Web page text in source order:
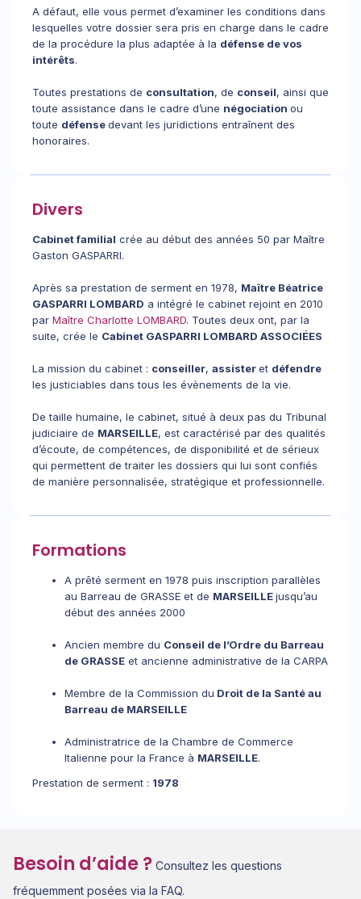
A défaut, elle vous permet d’examiner les conditions dans
lesquelles votre dossier sera pris en charge dans le cadre
de la procédure la plus adaptée à la défense de vos
intérêts.
Toutes prestations de consultation, de conseil, ainsi que
toute assistance dans le cadre d’une négociation ou
toute défensedevant les juridictions entraînent des
honoraires.
Divers
Cabinet familial crée au début des années 50 par Maître
Gaston GASPARRI.
Après sa prestation de serment en 1978, Maître Béatrice
GASPARRI LOMBARD a intégré le cabinet rejoint en 2010
par Maître Charlotte LOMBARD. Toutes deux ont, par la
suite, crée le Cabinet GASPARRI LOMBARD ASSOCIÉES
La mission du cabinet : conseiller, assisteret défendre
les justiciables dans tous les évènements de la vie.
De taille humaine, le cabinet, situé à deux pas du Tribunal
judiciaire de MARSEILLE, est caractérisé par des qualités
d’écoute, de compétences, de disponibilité et de sérieux
qui permettent de traiter les dossiers qui lui sont confiés
de manière personnalisée, stratégique et professionnelle.
Formations
A prêté serment en 1978 puis inscription parallèles
au Barreau de GRASSE et de MARSEILLEjusqu’au
début des années 2000
Ancien membre du Conseil de l’Ordre du Barreau
de GRASSE et ancienne administrative de la CARPA
Membre de la Commission du Droit de la Santé au
Barreau de MARSEILLE
Administratrice de la Chambre de Commerce
Italienne pour la France à MARSEILLE.
Prestation de serment : 1978
Besoin d’aide ? Consultez les questions
fréquemment posées via la FAQ.